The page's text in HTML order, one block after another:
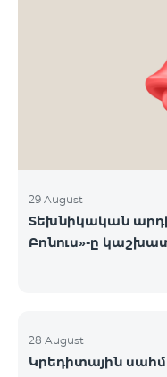
29 August
Տեխնիկական
Բոնուս»-ը
28 August
Կրեդիտային